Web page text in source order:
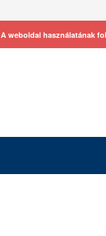
A weboldal használatának